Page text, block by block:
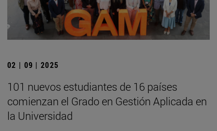
02 | 09 | 2025
101 nuevos estudiantes de 16 países
comienzan el Grado en Gestión Aplicada en
la Universidad